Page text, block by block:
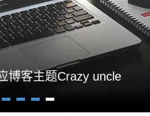
主题 分享
博客主题Crazy uncle